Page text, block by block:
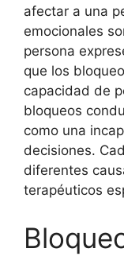
afectar a una
emocionales
persona
que los
capacidad de
bloqueos
como una
decisiones.
diferentes
terapéuticos